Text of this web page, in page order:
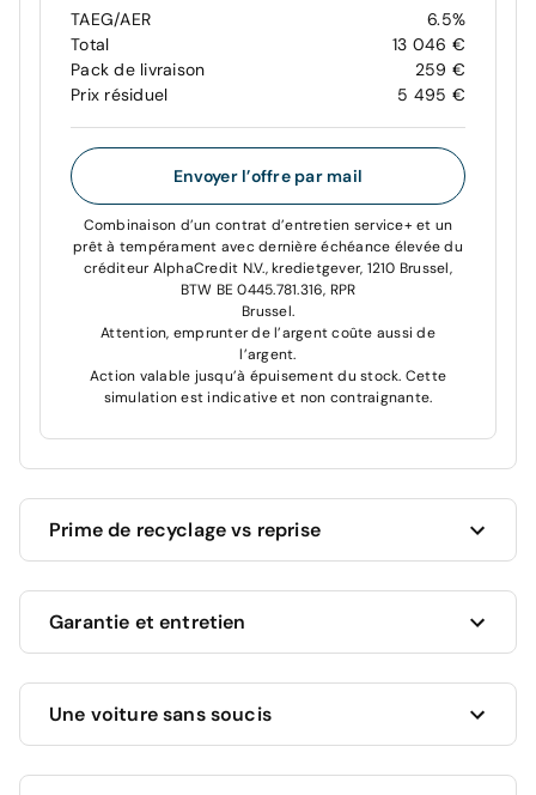
TAEG/AER
6.5%
Total
13 046 €
Pack de livraison
259 €
Prix résiduel
5 495 €
Envoyer l’offre par mail
Combinaison d’un contrat d’entretien service+ et un
prêt à tempérament avec dernière échéance élevée du
créditeur AlphaCredit N.V., kredietgever, 1210 Brussel,
BTW BE 0445.781.316, RPR
Brussel.
Attention, emprunter de l’argent coûte aussi de
l’argent.
Action valable jusqu’à épuisement du stock. Cette
simulation est indicative et non contraignante.
Prime de recyclage vs reprise
votre voiture actuelle !
Vous souhaitez revendre votre voiture actuelle ?
Nous vous proposons la valeur marchande la plus
élevée, en fonction de son âge, kilométrage et état.
Vous avez une voiture plus ancienne qui roule
encore ?Dans ce cas, vous recevez au minimum une
Garantie et entretien
Ce véhicule bénéficie d'une garantie complète de 12
Une voiture sans soucis